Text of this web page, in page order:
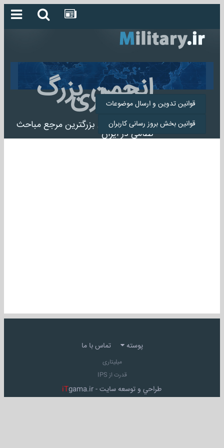
انجمن بزرگ
میلیتاری
انجمن میلیتاری بزرگترین مرجع مباحث
نظامی در ایران
قوانین تدوین و ارسال موضوعات
قوانین بخش بروز رسانی کاربران
پوسته تماس با ما
میلیتاری
قدرت از IPS
طراحي و توسعه سايت - iTgama.ir